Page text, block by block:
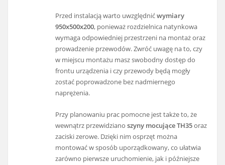
Przed instalacją warto uwzględnićwymiary
950x500x200, ponieważ rozdzielnica natynkowa
wymaga odpowiedniej przestrzeni na montaż oraz
prowadzenie przewodów. Zwróć uwagę na to, czy
w miejscu montażu masz swobodny dostęp do
frontu urządzenia i czy przewody będą mogły
zostać poprowadzone bez nadmiernego
naprężenia.
Przy planowaniu prac pomocne jest także to, że
wewnątrz przewidzianoszyny mocujące TH35oraz
zaciski zerowe. Dzięki nim osprzęt można
montować w sposób uporządkowany, co ułatwia
zarówno pierwsze uruchomienie, jak i późniejsze